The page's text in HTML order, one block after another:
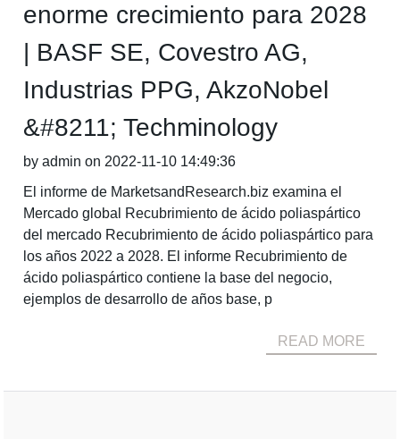
enorme crecimiento para 2028
| BASF SE, Covestro AG,
Industrias PPG, AkzoNobel
&#8211; Techminology
by admin on 2022-11-10 14:49:36
El informe de MarketsandResearch.biz examina el
Mercado global Recubrimiento de ácido poliaspártico
del mercado Recubrimiento de ácido poliaspártico para
los años 2022 a 2028. El informe Recubrimiento de
ácido poliaspártico contiene la base del negocio,
ejemplos de desarrollo de años base, p
READ MORE